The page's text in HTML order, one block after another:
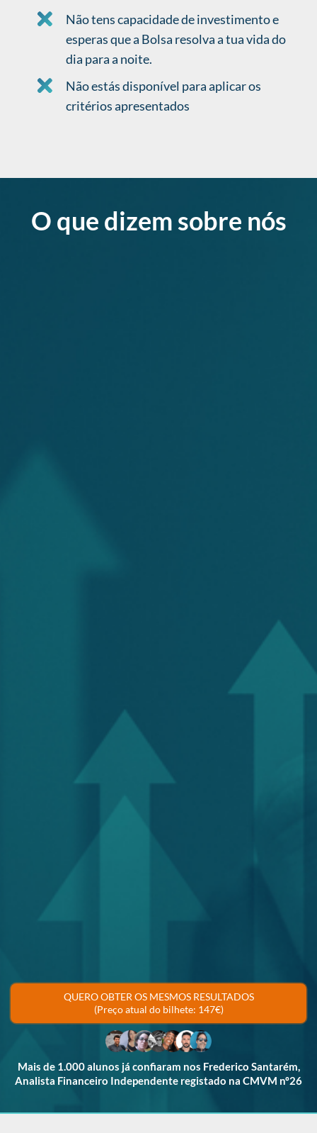
Não tens capacidade de investimento e
esperas que a Bolsa resolva a tua vida do
dia para a noite.
Não estás disponível para aplicar os
critérios apresentados
O que dizem sobre nós
QUERO OBTER OS MESMOS RESULTADOS
(Preço atual do bilhete: 147€)
Mais de 1.000 alunos já confiaram nos Frederico Santarém,
Analista Financeiro Independente registado na CMVM nº26